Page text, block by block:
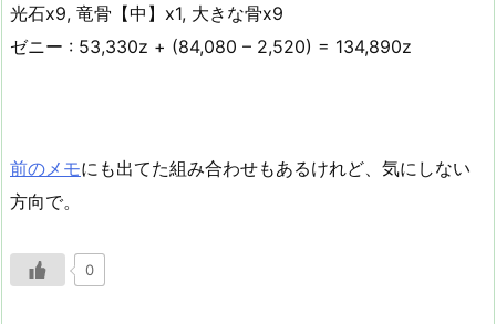
光石x9, 竜骨【中】x1, 大きな骨x9
ゼニー : 53,330z + (84,080 – 2,520) = 134,890z
前のメモにも出てた組み合わせもあるけれど、気にしない
方向で。
0